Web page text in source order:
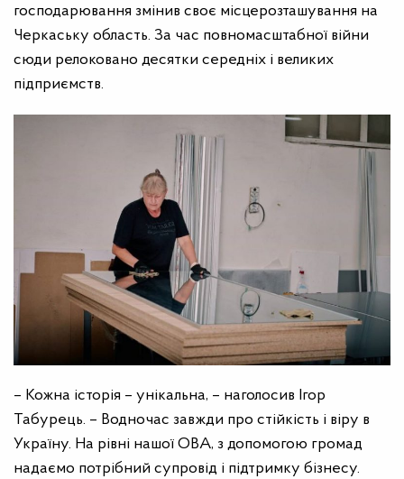
господарювання змінив своє місцерозташування на
Черкаську область. За час повномасштабної війни
сюди релоковано десятки середніх і великих
підприємств.
– Кожна історія – унікальна, – наголосив Ігор
Табурець. – Водночас завжди про стійкість і віру в
Україну. На рівні нашої ОВА, з допомогою громад
надаємо потрібний супровід і підтримку бізнесу.